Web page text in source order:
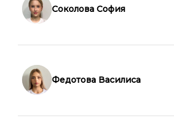
Соколова София
Федотова Василиса